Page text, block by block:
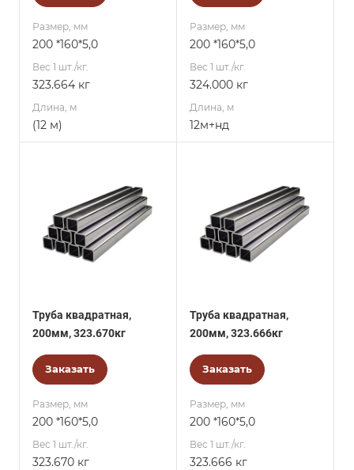
Размер, мм
200 *160*5,0
Вес 1 шт./кг.
323.664 кг
Длина, м
(12 м)
Размер, мм
200 *160*5,0
Вес 1 шт./кг.
324.000 кг
Длина, м
12м+нд
Труба квадратная,
200мм, 323.670кг
Заказать
Размер, мм
200 *160*5,0
Вес 1 шт./кг.
323.670 кг
Труба квадратная,
200мм, 323.666кг
Заказать
Размер, мм
200 *160*5,0
Вес 1 шт./кг.
323.666 кг